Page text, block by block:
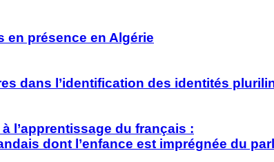
en présence en Algérie
dans l’identification des identités
l’apprentissage du français :
dont l’enfance est imprégnée du